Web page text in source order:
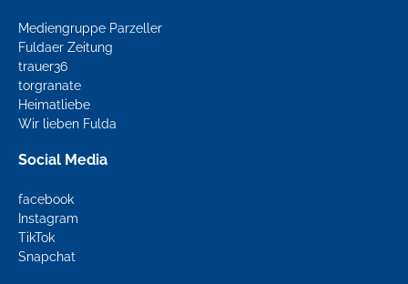
Mediengruppe Parzeller
Fuldaer Zeitung
trauer36
torgranate
Heimatliebe
Wir lieben Fulda
Social Media
facebook
Instagram
TikTok
Snapchat